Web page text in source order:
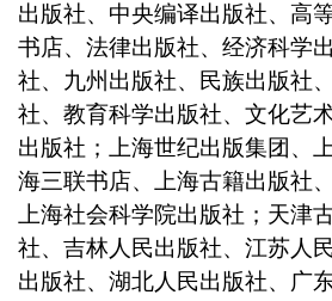
出版社、中央编译出版社、高
书店、法律出版社、经济科学
社、九州出版社、民族出版社
社、教育科学出版社、文化艺
出版社；上海世纪出版集团、
海三联书店、上海古籍出版社
上海社会科学院出版社；天津
社、吉林人民出版社、江苏人
出版社、湖北人民出版社、广